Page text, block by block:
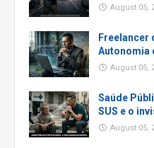
August 05,
Freelancer
Autonomia
August 05,
Saúde
SUS e o
August 05,